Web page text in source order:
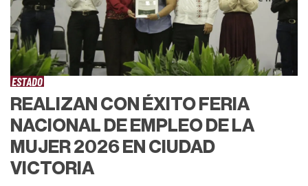
ESTADO
REALIZAN CON ÉXITO FERIA
NACIONAL DE EMPLEO DE LA
MUJER 2026 EN CIUDAD
VICTORIA